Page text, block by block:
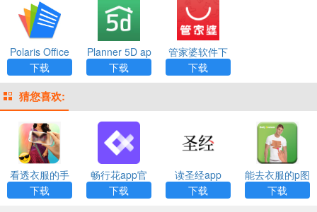
Polaris Office
app
下载
Planner 5D ap
p
下载
管家婆软件下
载安装
下载
猜您喜欢:
看透衣服的手
机相机app下
载
下载
畅行花app官
方最新版
下载
读圣经app
下载
能去衣服的p图
app下载
下载